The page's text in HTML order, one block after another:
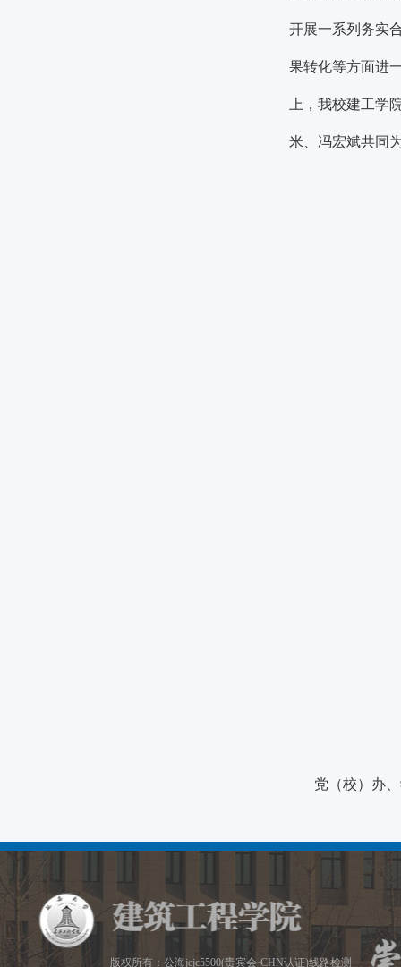
开展一系列务实
果转化等方面进
上，我校建工学
米、冯宏斌共同
党（校）办
版权所有：公海jcjc5500(贵宾会·CHN认证)线路检测